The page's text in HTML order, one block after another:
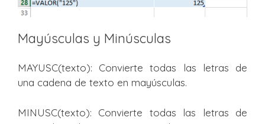
Mayúsculas y Minúsculas
MAYUSC(texto): Convierte todas las letras de
una cadena de texto en mayúsculas.
MINUSC(texto): Convierte todas las letras de